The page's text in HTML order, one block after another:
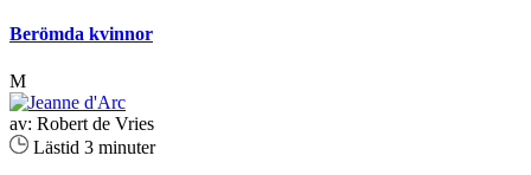
Berömda kvinnor
M
av: Robert de Vries
Lästid 3 minuter